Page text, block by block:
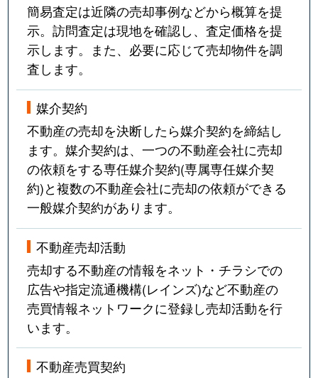
簡易査定は近隣の売却事例などから概算を提
示。訪問査定は現地を確認し、査定価格を提
示します。また、必要に応じて売却物件を調
査します。
媒介契約
不動産の売却を決断したら媒介契約を締結し
ます。媒介契約は、一つの不動産会社に売却
の依頼をする専任媒介契約(専属専任媒介契
約)と複数の不動産会社に売却の依頼ができる
一般媒介契約があります。
不動産売却活動
売却する不動産の情報をネット・チラシでの
広告や指定流通機構(レインズ)など不動産の
売買情報ネットワークに登録し売却活動を行
います。
不動産売買契約